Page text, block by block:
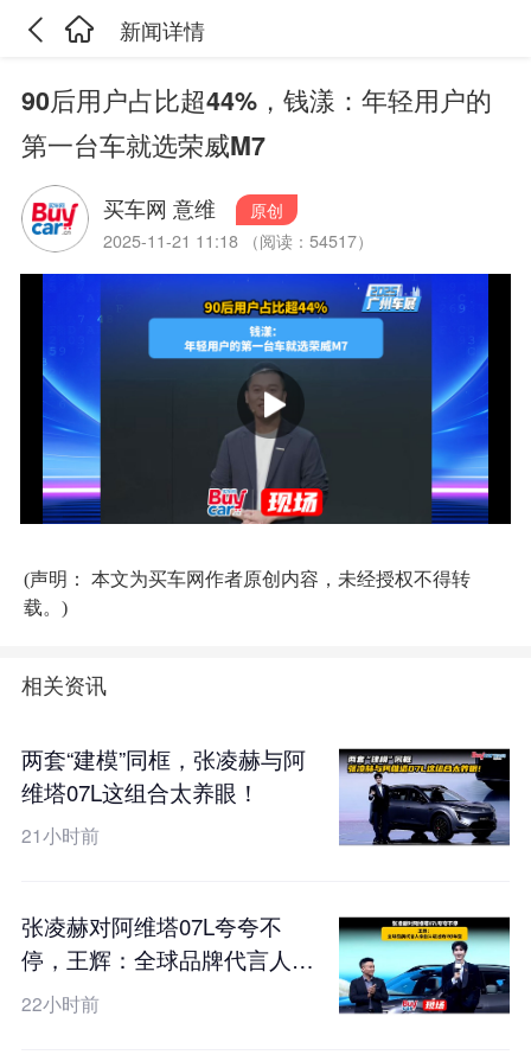
新闻详情
90后用户占比超44%，钱漾：年轻用户的
第一台车就选荣威M7
买车网 意维
原创
2025-11-21 11:18 （阅读：54517）
(声明： 本文为买车网作者原创内容，未经授权不得转
载。)
相关资讯
两套“建模”同框，张凌赫与阿
维塔07L这组合太养眼！
21小时前
张凌赫对阿维塔07L夸夸不
停，王辉：全球品牌代言人亲
自认证过的7好车型
22小时前